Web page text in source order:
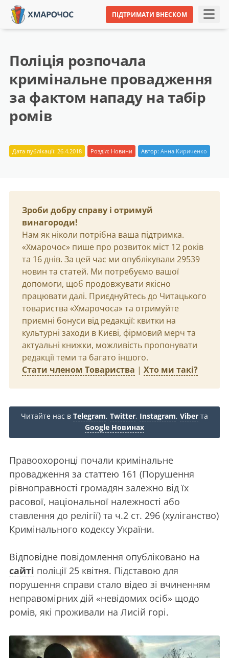
ПІДТРИМАТИ ВНЕСКОМ
Поліція розпочала
кримінальне провадження
за фактом нападу на табір
ромів
Дата публікації: 26.4.2018 Розділ: Новини Автор: Анна Кириченко
Зроби добру справу і отримуй
винагороди!
Нам як ніколи потрібна ваша підтримка.
«Хмарочос» пише про розвиток міст 12 років
та 16 днів. За цей час ми опублікували 29539
новин та статей. Ми потребуємо вашої
допомоги, щоб продовжувати якісно
працювати далі. Приєднуйтесь до Читацького
товариства «Хмарочоса» та отримуйте
приємні бонуси від редакції: квитки на
культурні заходи в Києві, фірмовий мерч та
актуальні книжки, можливість пропонувати
редакції теми та багато іншого.
Стати членом Товариства | Хто ми такі?
Читайте нас в Telegram, Twitter, Instagram, Viber та
Google Новинах
Правоохоронці почали кримінальне
провадження за статтею 161 (Порушення
рівноправності громадян залежно від їх
расової, національної належності або
ставлення до релігії) та ч.2 ст. 296 (хуліганство)
Кримінального кодексу України.
Відповідне повідомлення опубліковано на
сайті поліції 25 квітня. Підставою для
порушення справи стало відео зі вчиненням
неправомірних дій «невідомих осіб» щодо
ромів, які проживали на Лисій горі.